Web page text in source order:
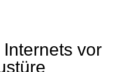
vor